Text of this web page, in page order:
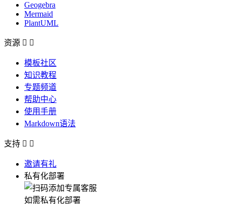
Geogebra
Mermaid
PlantUML
资源  
模板社区
知识教程
专题频道
帮助中心
使用手册
Markdown语法
支持  
邀请有礼
私有化部署
如需私有化部署